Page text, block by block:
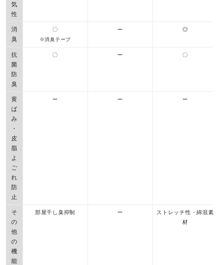
気
性
消
臭
〇
※消臭テープ
ー ◎
抗
菌
防
臭
〇 ー 〇
黄
ば
み
・
皮
脂
よ
ご
れ
防
止
ー ー ー
そ
の
他
の
機
能
部屋干し臭抑制 ー
ストレッチ性・綿混素
材